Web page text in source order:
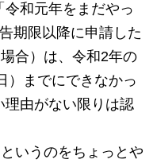
和元年をまだやっ
期限以降に申請した
合）は、令和2年の
）までにできなかっ
理由がない限りは認
いうのをちょっとや